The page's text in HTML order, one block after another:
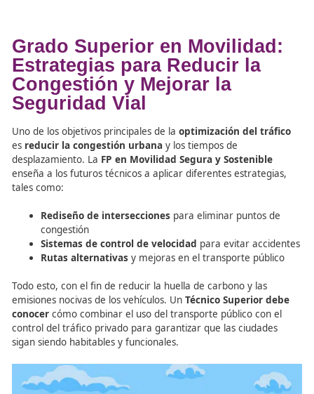
LaFormación Profesionalprepara a los estudiantes
implementar y gestionar estos sistemas, asegurando
capaces de tomar decisiones rápidas y fundamentadas
mejorar la movilidad urbana.
Grado Superior en
Estrategias para Reducir la
Congestión y Mejorar la
Seguridad Vial
Uno de los objetivos principales de laoptimización del
esreducir la congestión urbanay los tiempos de
desplazamiento. LaFP en Movilidad Segura y
enseña a los futuros técnicos a aplicar diferentes
tales como: